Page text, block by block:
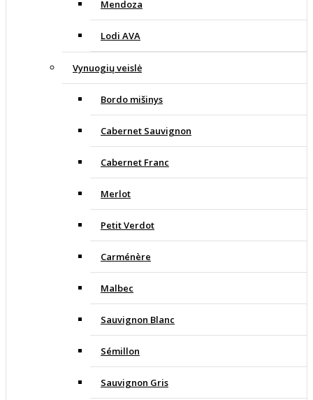
Mendoza
Lodi AVA
Vynuogių veislė
Bordo mišinys
Cabernet Sauvignon
Cabernet Franc
Merlot
Petit Verdot
Carménère
Malbec
Sauvignon Blanc
Sémillon
Sauvignon Gris